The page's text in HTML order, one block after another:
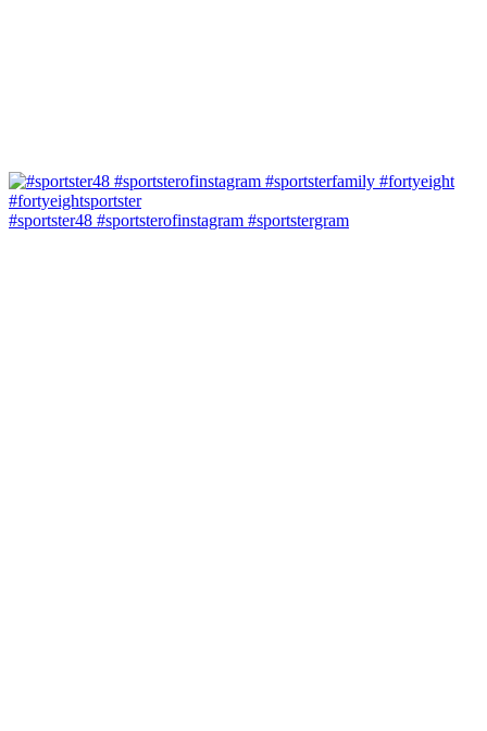
#sportster48 #sportsterofinstagram #sportstergram